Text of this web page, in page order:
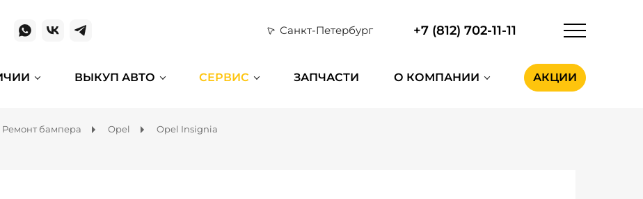
Санкт-Петербург +7 (812) 702-11-11
ВЫКУП АВТО СЕРВИС ЗАПЧАСТИ О КОМПАНИИ АКЦИИ
Ремонт бампера Opel Opel Insignia